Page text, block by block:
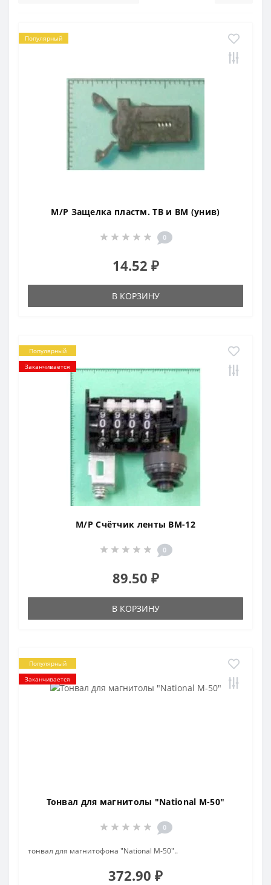
Популярный
M/P Защелка пластм. ТВ и ВМ (унив)
0
14.52 ₽
В КОРЗИНУ
Популярный
Заканчивается
M/P Счётчик ленты ВМ-12
0
89.50 ₽
В КОРЗИНУ
Популярный
Заканчивается
Тонвал для магнитолы "National M-50"
0
тонвал для магнитофона "National M-50"..
372.90 ₽